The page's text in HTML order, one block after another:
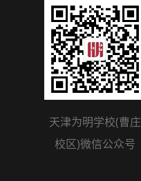
天津为明学校(曹庄
校区)微信公众号